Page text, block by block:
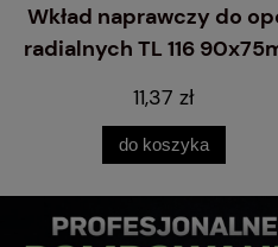
Wkład naprawczy do
radialnych TL 116
11,37 zł
do koszyka